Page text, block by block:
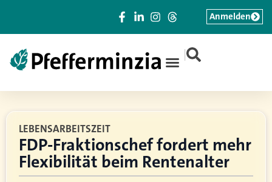
|
Anmelden
LEBENSARBEITSZEIT
FDP-Fraktionschef fordert mehr
Flexibilität beim Rentenalter